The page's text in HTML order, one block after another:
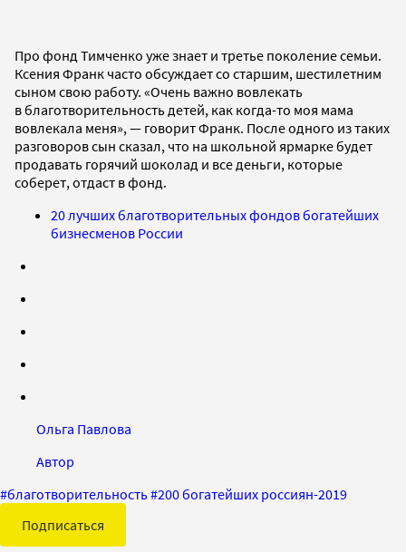
Про фонд Тимченко уже знает и третье поколение семьи.
Ксения Франк часто обсуждает со старшим, шестилетним
сыном свою работу. «Очень важно вовлекать
в благотворительность детей, как когда-то моя мама
вовлекала меня», — говорит Франк. После одного из таких
разговоров сын сказал, что на школьной ярмарке будет
продавать горячий шоколад и все деньги, которые
соберет, отдаст в фонд.
20 лучших благотворительных фондов богатейших
бизнесменов России
Ольга Павлова
Автор
#благотворительность#200 богатейших россиян-2019
Подписаться